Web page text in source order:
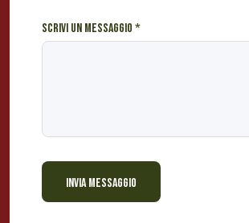
Scrivi un messaggio *
INVIA MESSAGGIO